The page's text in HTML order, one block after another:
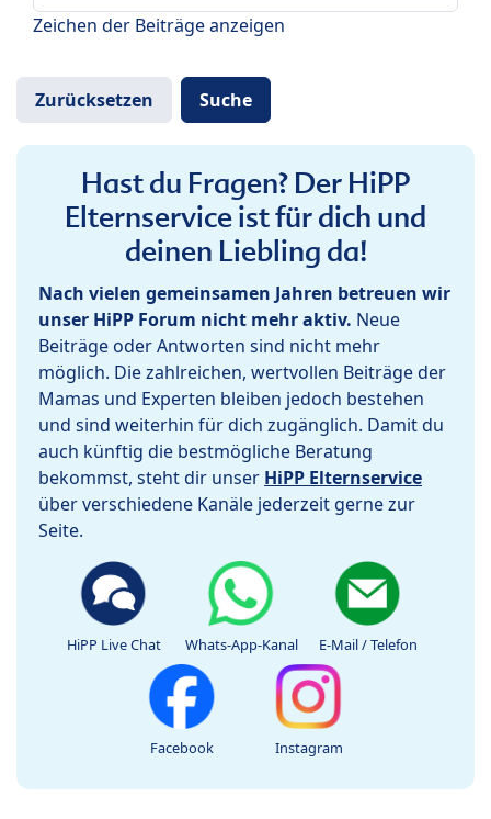
Zeichen der Beiträge anzeigen
Hast du Fragen? Der HiPP
Elternservice ist für dich und
deinen Liebling da!
Nach vielen gemeinsamen Jahren betreuen wir
unser HiPP Forum nicht mehr aktiv. Neue
Beiträge oder Antworten sind nicht mehr
möglich. Die zahlreichen, wertvollen Beiträge der
Mamas und Experten bleiben jedoch bestehen
und sind weiterhin für dich zugänglich. Damit du
auch künftig die bestmögliche Beratung
bekommst, steht dir unser HiPP Elternservice
über verschiedene Kanäle jederzeit gerne zur
Seite.
HiPP Live Chat Whats-App-Kanal E-Mail / Telefon
Facebook Instagram